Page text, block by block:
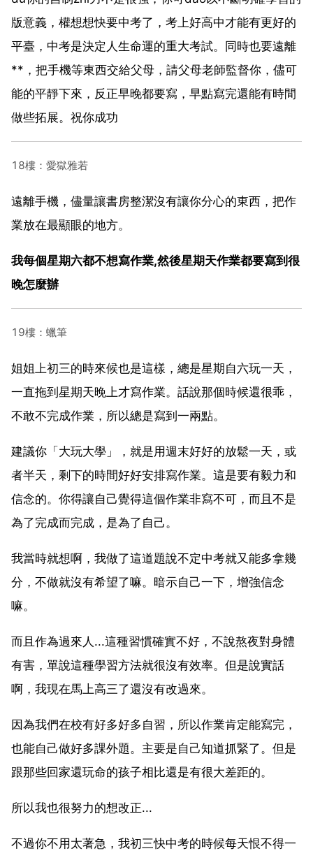
版意義，權想想快要中考了，考上好高中才能有更好的
平臺，中考是決定人生命運的重大考試。同時也要遠離
**，把手機等東西交給父母，請父母老師監督你，儘可
能的平靜下來，反正早晚都要寫，早點寫完還能有時間
做些拓展。祝你成功
18樓：愛獄雅若
遠離手機，儘量讓書房整潔沒有讓你分心的東西，把作
業放在最顯眼的地方。
我每個星期六都不想寫作業,然後星期天作業都要寫到很
晚怎麼辦
19樓：蠟筆
姐姐上初三的時來候也是這樣，總是星期自六玩一天，
一直拖到星期天晚上才寫作業。話說那個時候還很乖，
不敢不完成作業，所以總是寫到一兩點。
建議你「大玩大學」，就是用週末好好的放鬆一天，或
者半天，剩下的時間好好安排寫作業。這是要有毅力和
信念的。你得讓自己覺得這個作業非寫不可，而且不是
為了完成而完成，是為了自己。
我當時就想啊，我做了這道題說不定中考就又能多拿幾
分，不做就沒有希望了嘛。暗示自己一下，增強信念
嘛。
而且作為過來人...這種習慣確實不好，不說熬夜對身體
有害，單說這種學習方法就很沒有效率。但是說實話
啊，我現在馬上高三了還沒有改過來。
因為我們在校有好多好多自習，所以作業肯定能寫完，
也能自己做好多課外題。主要是自己知道抓緊了。但是
跟那些回家還玩命的孩子相比還是有很大差距的。
所以我也很努力的想改正...
不過你不用太著急，我初三快中考的時候每天恨不得一